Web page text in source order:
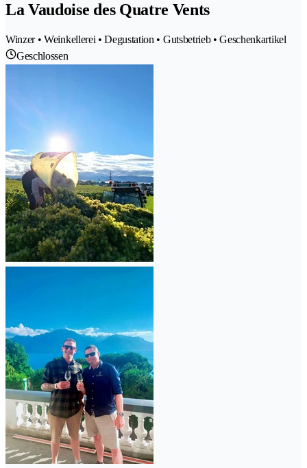
La Vaudoise des Quatre Vents
Winzer • Weinkellerei • Degustation • Gutsbetrieb • Geschenkartikel
Geschlossen